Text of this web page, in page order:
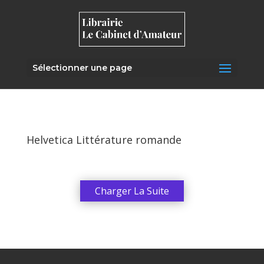
Sélectionner une page
Helvetica Littérature romande
Charger La Suite